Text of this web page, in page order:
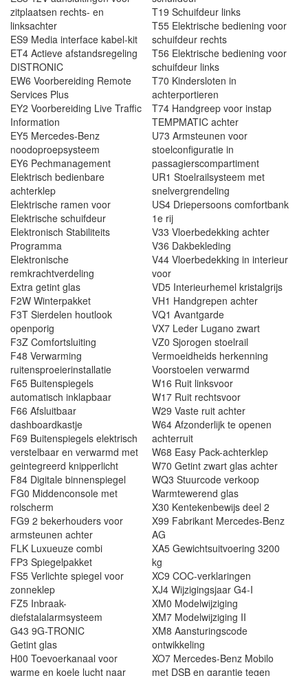
zitplaatsen rechts- en
linksachter
ES9 Media interface kabel-kit
ET4 Actieve afstandsregeling
DISTRONIC
EW6 Voorbereiding Remote
Services Plus
EY2 Voorbereiding Live Traffic
Information
EY5 Mercedes-Benz
noodoproepsysteem
EY6 Pechmanagement
Elektrisch bedienbare
achterklep
Elektrische ramen voor
Elektrische schuifdeur
Elektronisch Stabiliteits
Programma
Elektronische
remkrachtverdeling
Extra getint glas
F2W Winterpakket
F3T Sierdelen houtlook
openporig
F3Z Comfortsluiting
F48 Verwarming
ruitensproeierinstallatie
F65 Buitenspiegels
automatisch inklapbaar
F66 Afsluitbaar
dashboardkastje
F69 Buitenspiegels elektrisch
verstelbaar en verwarmd met
geintegreerd knipperlicht
F84 Digitale binnenspiegel
FG0 Middenconsole met
rolscherm
FG9 2 bekerhouders voor
armsteunen achter
FLK Luxueuze combi
FP3 Spiegelpakket
FS5 Verlichte spiegel voor
zonneklep
FZ5 Inbraak-
diefstalalarmsysteem
G43 9G-TRONIC
Getint glas
H00 Toevoerkanaal voor
warme en koele lucht naar
T19 Schuifdeur links
T55 Elektrische bediening voor
schuifdeur rechts
T56 Elektrische bediening voor
schuifdeur links
T70 Kindersloten in
achterportieren
T74 Handgreep voor instap
TEMPMATIC achter
U73 Armsteunen voor
stoelconfiguratie in
passagierscompartiment
UR1 Stoelrailsysteem met
snelvergrendeling
US4 Driepersoons comfortbank
1e rij
V33 Vloerbedekking achter
V36 Dakbekleding
V44 Vloerbedekking in interieur
voor
VD5 Interieurhemel kristalgrijs
VH1 Handgrepen achter
VQ1 Avantgarde
VX7 Leder Lugano zwart
VZ0 Sjorogen stoelrail
Vermoeidheids herkenning
Voorstoelen verwarmd
W16 Ruit linksvoor
W17 Ruit rechtsvoor
W29 Vaste ruit achter
W64 Afzonderlijk te openen
achterruit
W68 Easy Pack-achterklep
W70 Getint zwart glas achter
WQ3 Stuurcode verkoop
Warmtewerend glas
X30 Kentekenbewijs deel 2
X99 Fabrikant Mercedes-Benz
AG
XA5 Gewichtsuitvoering 3200
kg
XC9 COC-verklaringen
XJ4 Wijzigingsjaar G4-I
XM0 Modelwijziging
XM7 Modelwijziging II
XM8 Aansturingscode
ontwikkeling
XO7 Mercedes-Benz Mobilo
met DSB en garantie tegen